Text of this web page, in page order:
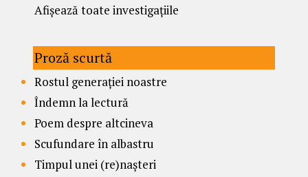
Afișează toate investigațiile
Proză scurtă
Rostul generației noastre
Îndemn la lectură
Poem despre altcineva
Scufundare în albastru
Timpul unei (re)nașteri